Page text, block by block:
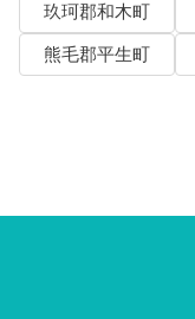
玖珂郡和木町
熊毛郡平生町